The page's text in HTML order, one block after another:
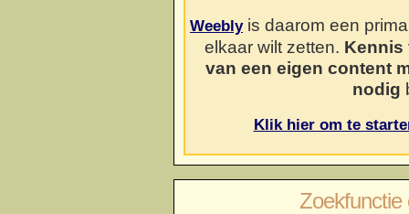
Weeblyis daarom een
elkaar wilt zetten. Kennis
van een eigen content
nodig
Klik hier om te
Zoekfunctie